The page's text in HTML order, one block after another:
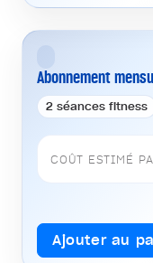
Abonnement
2 séances fitness
COÛT ESTIMÉ
Ajouter au